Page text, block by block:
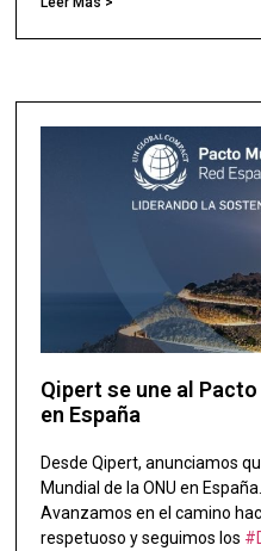
Qipert se une al
en España
Desde Qipert, anunciamos
Mundial de la ONU en España.
Avanzamos en el camino
respetuoso y seguimos los